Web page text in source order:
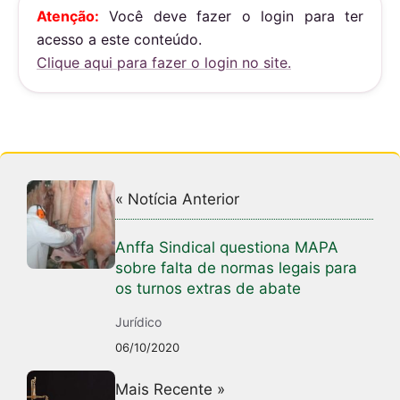
at
s
A
p
c
e
b
o
k
ai
l
Atenção: Você deve fazer o login para ter
acesso a este conteúdo.
Clique aqui para fazer o login no site.
« Notícia Anterior
Anffa Sindical questiona MAPA
sobre falta de normas legais para
os turnos extras de abate
Jurídico
06/10/2020
Mais Recente »